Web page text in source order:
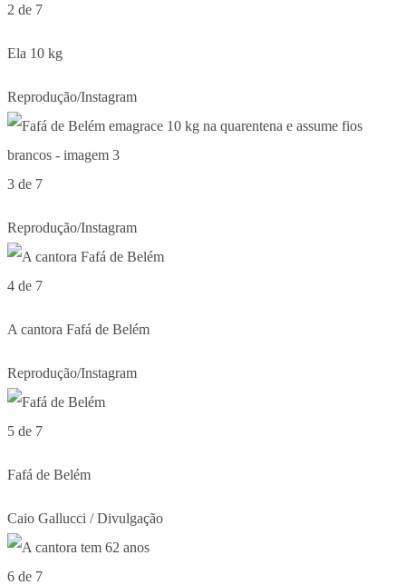
2 de 7
Ela 10 kg
Reprodução/Instagram
3 de 7
Reprodução/Instagram
4 de 7
A cantora Fafá de Belém
Reprodução/Instagram
5 de 7
Fafá de Belém
Caio Gallucci / Divulgação
6 de 7